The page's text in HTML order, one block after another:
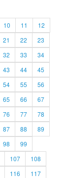
10 11
12
21 22
23
32 33
34
43 44
45
54 55
56
65 66
67
76 77
78
87 88
89
98
99
107
108
116
117